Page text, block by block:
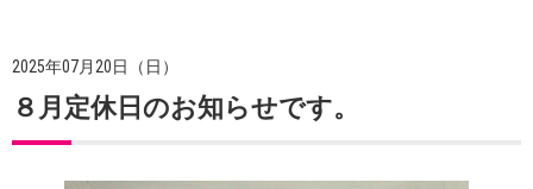
2025年07月20日（日）
８月定休日のお知らせです。